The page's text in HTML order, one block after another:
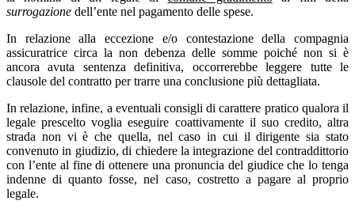
surrogazione dell’ente nel pagamento delle spese.
In relazione alla eccezione e/o contestazione della compagnia
assicuratrice circa la non debenza delle somme poiché non si è
ancora avuta sentenza definitiva, occorrerebbe leggere tutte le
clausole del contratto per trarre una conclusione più dettagliata.
In relazione, infine, a eventuali consigli di carattere pratico qualora il
legale prescelto voglia eseguire coattivamente il suo credito, altra
strada non vi è che quella, nel caso in cui il dirigente sia stato
convenuto in giudizio, di chiedere la integrazione del contraddittorio
con l’ente al fine di ottenere una pronuncia del giudice che lo tenga
indenne di quanto fosse, nel caso, costretto a pagare al proprio
legale.